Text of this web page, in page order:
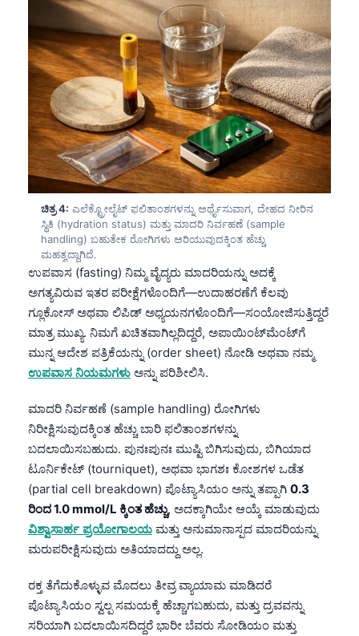
ಚಿತ್ರ 4: ಎಲೆಕ್ಟ್ರೋಲೈಟ್ ಫಲಿತಾಂಶಗಳನ್ನು ಅರ್ಥೈಸುವಾಗ, ದೇಹದ ನೀರಿನ
ಸ್ಥಿತಿ (hydration status) ಮತ್ತು ಮಾದರಿ ನಿರ್ವಹಣೆ (sample
handling) ಬಹುತೇಕ ರೋಗಿಗಳು ಅರಿಯುವುದಕ್ಕಿಂತ ಹೆಚ್ಚು
ಮಹತ್ವದ್ದಾಗಿದೆ.
ಉಪವಾಸ (fasting) ನಿಮ್ಮ ವೈದ್ಯರು ಮಾದರಿಯನ್ನು ಅದಕ್ಕೆ
ಅಗತ್ಯವಿರುವ ಇತರ ಪರೀಕ್ಷೆಗಳೊಂದಿಗೆ—ಉದಾಹರಣೆಗೆ ಕೆಲವು
ಗ್ಲೂಕೋಸ್ ಅಥವಾ ಲಿಪಿಡ್ ಅಧ್ಯಯನಗಳೊಂದಿಗೆ—ಸಂಯೋಜಿಸುತ್ತಿದ್ದರೆ
ಮಾತ್ರ ಮುಖ್ಯ. ನಿಮಗೆ ಖಚಿತವಾಗಿಲ್ಲದಿದ್ದರೆ, ಅಪಾಯಿಂಟ್‌ಮೆಂಟ್‌ಗೆ
ಮುನ್ನ ಆದೇಶ ಪತ್ರಿಕೆಯನ್ನು (order sheet) ನೋಡಿ ಅಥವಾ ನಮ್ಮ
ಉಪವಾಸ ನಿಯಮಗಳು ಅನ್ನು ಪರಿಶೀಲಿಸಿ.
ಮಾದರಿ ನಿರ್ವಹಣೆ (sample handling) ರೋಗಿಗಳು
ನಿರೀಕ್ಷಿಸುವುದಕ್ಕಿಂತ ಹೆಚ್ಚು ಬಾರಿ ಫಲಿತಾಂಶಗಳನ್ನು
ಬದಲಾಯಿಸಬಹುದು. ಪುನಃಪುನಃ ಮುಷ್ಟಿ ಬಿಗಿಸುವುದು, ಬಿಗಿಯಾದ
ಟೂರ್ನಿಕೇಟ್ (tourniquet), ಅಥವಾ ಭಾಗಶಃ ಕೋಶಗಳ ಒಡೆತ
(partial cell breakdown) ಪೊಟ್ಯಾಸಿಯಂ ಅನ್ನು ತಪ್ಪಾಗಿ 0.3
ರಿಂದ 1.0 mmol/L ಕ್ಕಿಂತ ಹೆಚ್ಚು, ಅದಕ್ಕಾಗಿಯೇ ಆಯ್ಕೆ ಮಾಡುವುದು
ವಿಶ್ವಾಸಾರ್ಹ ಪ್ರಯೋಗಾಲಯ ಮತ್ತು ಅನುಮಾನಾಸ್ಪದ ಮಾದರಿಯನ್ನು
ಮರುಪರೀಕ್ಷಿಸುವುದು ಅತಿಯಾದದ್ದು ಅಲ್ಲ.
ರಕ್ತ ತೆಗೆದುಕೊಳ್ಳುವ ಮೊದಲು ತೀವ್ರ ವ್ಯಾಯಾಮ ಮಾಡಿದರೆ
ಪೊಟ್ಯಾಸಿಯಂ ಸ್ವಲ್ಪ ಸಮಯಕ್ಕೆ ಹೆಚ್ಚಾಗಬಹುದು, ಮತ್ತು ದ್ರವವನ್ನು
ಸರಿಯಾಗಿ ಬದಲಾಯಿಸದಿದ್ದರೆ ಭಾರೀ ಬೆವರು ಸೋಡಿಯಂ ಮತ್ತು